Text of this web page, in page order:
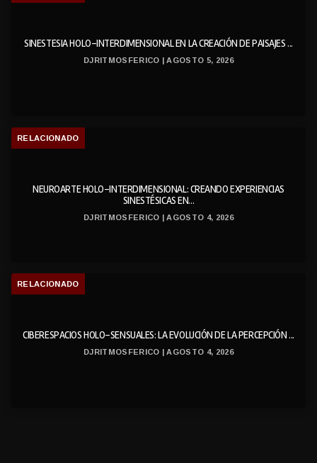
SINESTESIA HOLO-INTERDIMENSIONAL EN LA CREACIÓN DE PAISAJES ...
DJRITMOSFERICO | AGOSTO 5, 2026
RELACIONADO
NEUROARTE HOLO-INTERDIMENSIONAL: CREANDO EXPERIENCIAS
SINESTÉSICAS EN...
DJRITMOSFERICO | AGOSTO 4, 2026
RELACIONADO
CIBERESPACIOS HOLO-SENSUALES: LA EVOLUCIÓN DE LA PERCEPCIÓN ...
DJRITMOSFERICO | AGOSTO 4, 2026